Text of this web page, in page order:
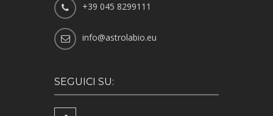
+39 045 8299111
info@astrolabio.eu
SEGUICI SU: